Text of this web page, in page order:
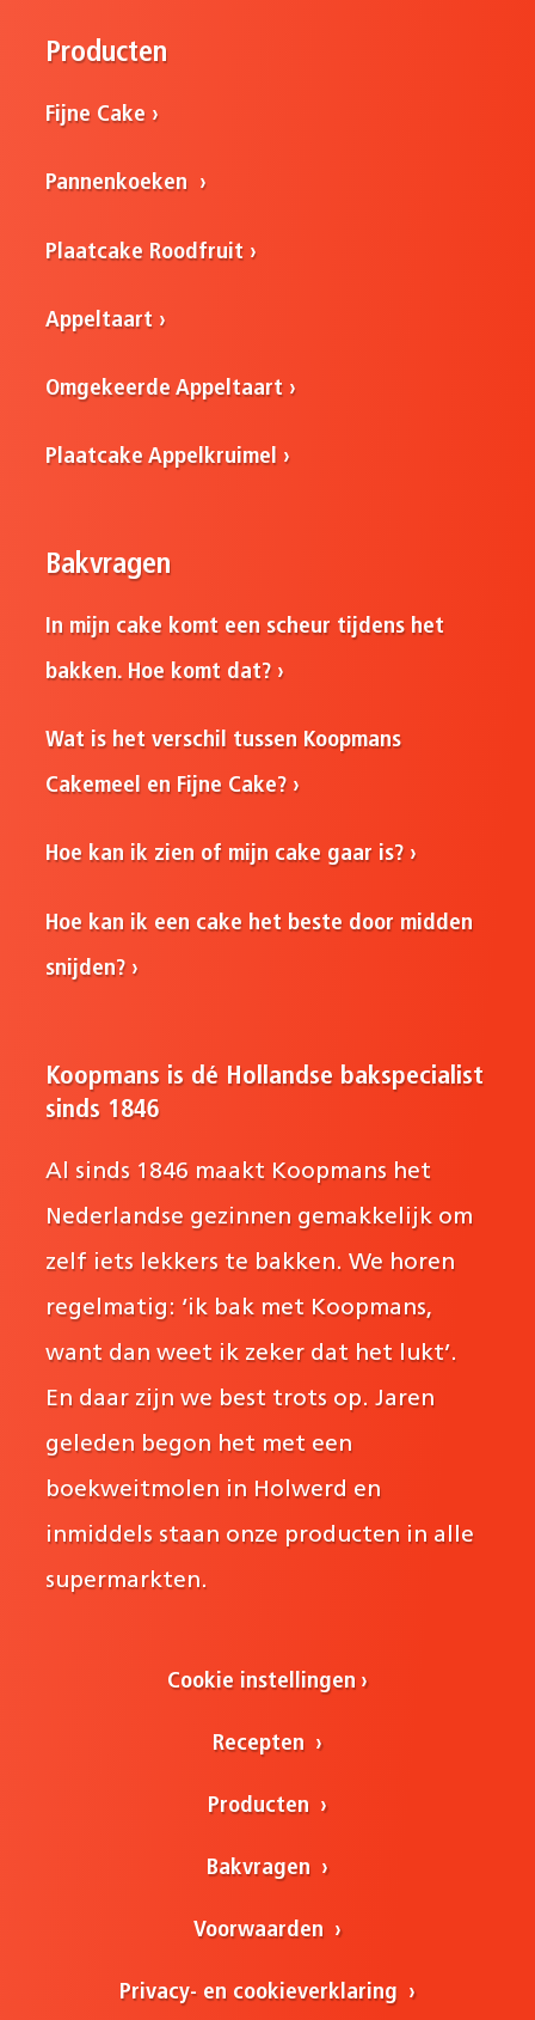
Producten
Fijne Cake
Pannenkoeken
Plaatcake Roodfruit
Appeltaart
Omgekeerde Appeltaart
Plaatcake Appelkruimel
Bakvragen
In mijn cake komt een scheur tijdens het
bakken. Hoe komt dat?
Wat is het verschil tussen Koopmans
Cakemeel en Fijne Cake?
Hoe kan ik zien of mijn cake gaar is?
Hoe kan ik een cake het beste door midden
snijden?
Koopmans is dé Hollandse bakspecialist
sinds 1846
Al sinds 1846 maakt Koopmans het
Nederlandse gezinnen gemakkelijk om
zelf iets lekkers te bakken. We horen
regelmatig: ‘ik bak met Koopmans,
want dan weet ik zeker dat het lukt’.
En daar zijn we best trots op. Jaren
geleden begon het met een
boekweitmolen in Holwerd en
inmiddels staan onze producten in alle
supermarkten.
Cookie instellingen
Recepten
Producten
Bakvragen
Voorwaarden
Privacy- en cookieverklaring